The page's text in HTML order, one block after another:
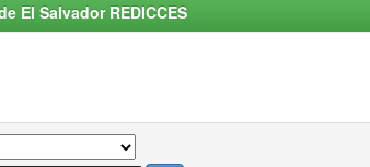
El Salvador REDICCES